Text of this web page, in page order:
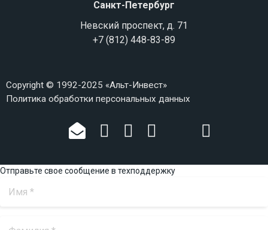
Санкт-Петербург
Невский проспект, д. 71
+7 (812) 448-83-89
Copyright © 1992-2025 «Альт-Инвест»
Политика обработки персональных данных
Отправьте свое сообщение в техподдержку